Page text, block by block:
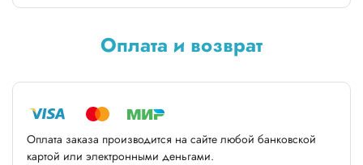
Оплата и возврат
Оплата заказа производится на сайте любой банковской
картой или электронными деньгами.